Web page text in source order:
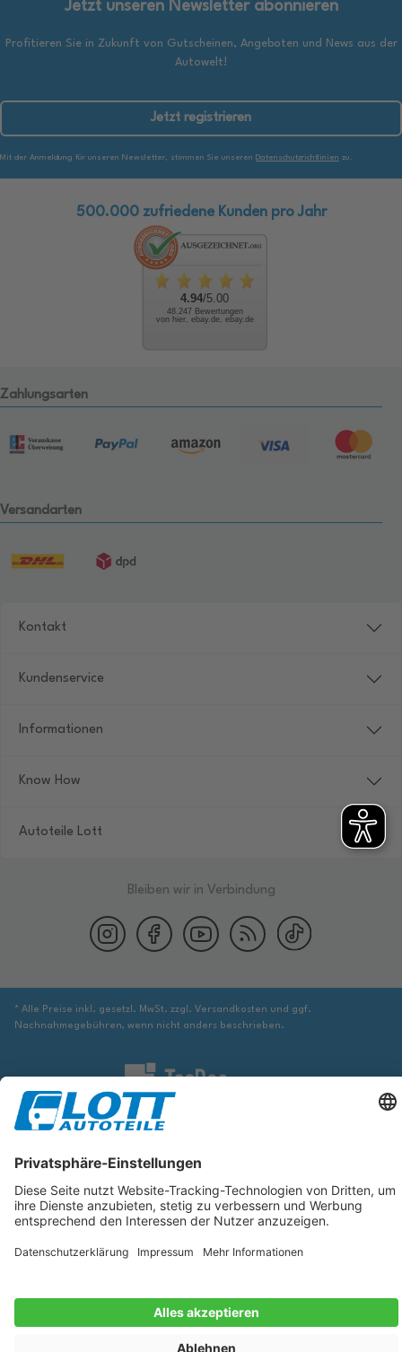
Jetzt unseren Newsletter abonnieren
Profitieren Sie in Zukunft von Gutscheinen, Angeboten und News aus der
Autowelt!
Jetzt registrieren
Mit der Anmeldung für unseren Newsletter, stimmen Sie unseren Datenschutzrichtlinien zu.
500.000 zufriedene Kunden pro Jahr
4.94/5.00
48.247 Bewertungen
von hier, ebay.de, ebay.de
Zahlungsarten
Versandarten
Kontakt
Kundenservice
Informationen
Know How
Autoteile Lott
Bleiben wir in Verbindung
* Alle Preise inkl. gesetzl. MwSt. zzgl. Versandkosten und ggf.
Nachnahmegebühren, wenn nicht anders beschrieben.
Wir sind verpflichtet Sie darauf hinzuweisen, dass Sie ggf. ergänzende
entspricht und für das betreffende Automobil passt.
Die hier angezeigten Daten, insbesondere die gesamte Datenbank, dürfen
nicht kopiert werden. Es ist zu unterlassen, die Daten oder die gesamte
Datenbank ohne vorherige Zustimmung von TecDoc zu vervielfältigen, zu
verbreiten und/oder diese Handlungen durch Dritte ausführen zu lassen.